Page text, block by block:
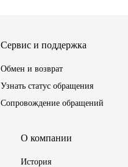
Сервис и поддержка
Обмен и возврат
Узнать статус обращения
Сопровождение обращений
О компании
История